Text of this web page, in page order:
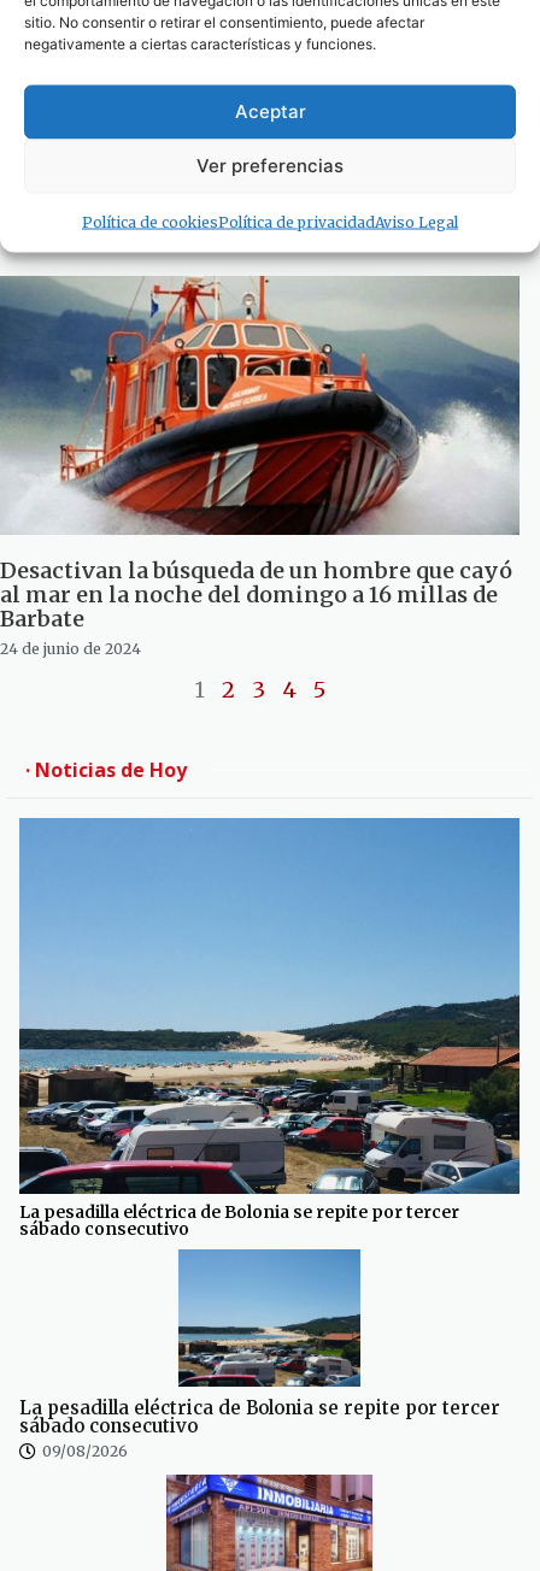
sitio. No consentir o retirar el consentimiento, puede afectar
negativamente a ciertas características y funciones.
Aceptar
Ver preferencias
Política de cookiesPolítica de privacidadAviso Legal
Denunciada una persona por transportar más
de 850 kilos de atún rojo pescados ilegalmente
Desactivan la búsqueda de un hombre que cayó
al mar en la noche del domingo a 16 millas de
Barbate
24 de junio de 2024
1 2 3 4 5
· Noticias de Hoy
La pesadilla eléctrica de Bolonia se repite por tercer
sábado consecutivo
La pesadilla eléctrica de Bolonia se repite por tercer
sábado consecutivo
09/08/2026